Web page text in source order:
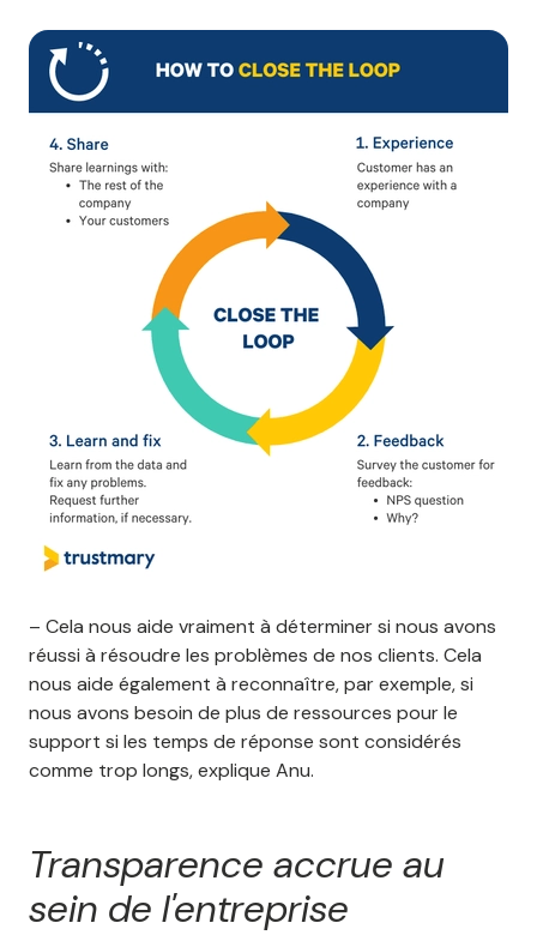
– Cela nous aide vraiment à déterminer si nous avons
réussi à résoudre les problèmes de nos clients. Cela
nous aide également à reconnaître, par exemple, si
nous avons besoin de plus de ressources pour le
support si les temps de réponse sont considérés
comme trop longs, explique Anu.
Transparence accrue au
sein de l'entreprise